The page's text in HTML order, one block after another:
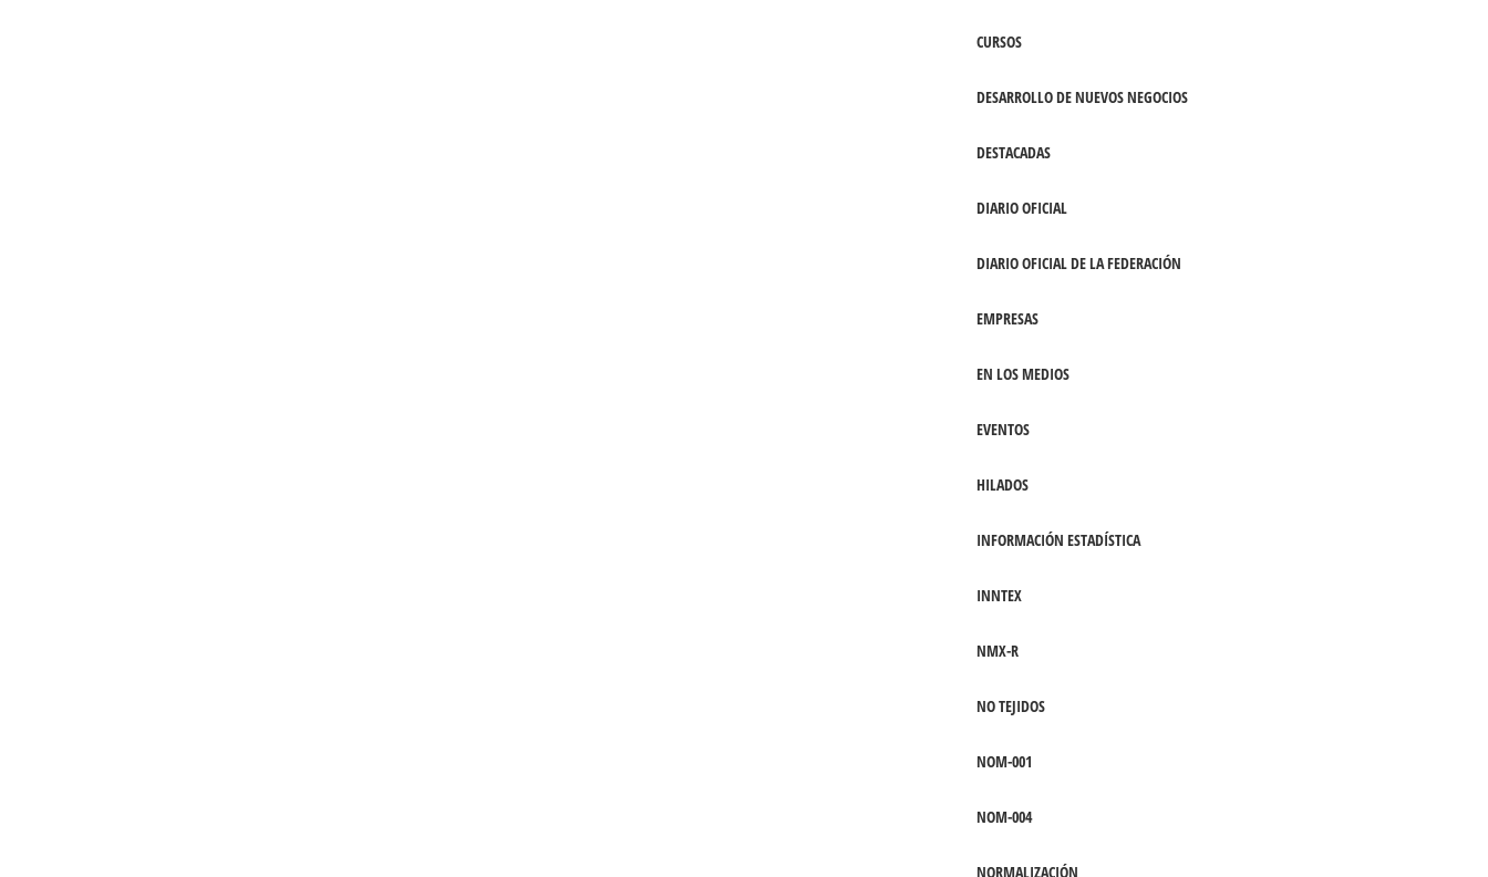
CURSOS
DESARROLLO DE NUEVOS NEGOCIOS
DESTACADAS
DIARIO OFICIAL
DIARIO OFICIAL DE LA FEDERACIÓN
EMPRESAS
EN LOS MEDIOS
EVENTOS
HILADOS
INFORMACIÓN ESTADÍSTICA
INNTEX
NMX-R
NO TEJIDOS
NOM-001
NOM-004
NORMALIZACIÓN